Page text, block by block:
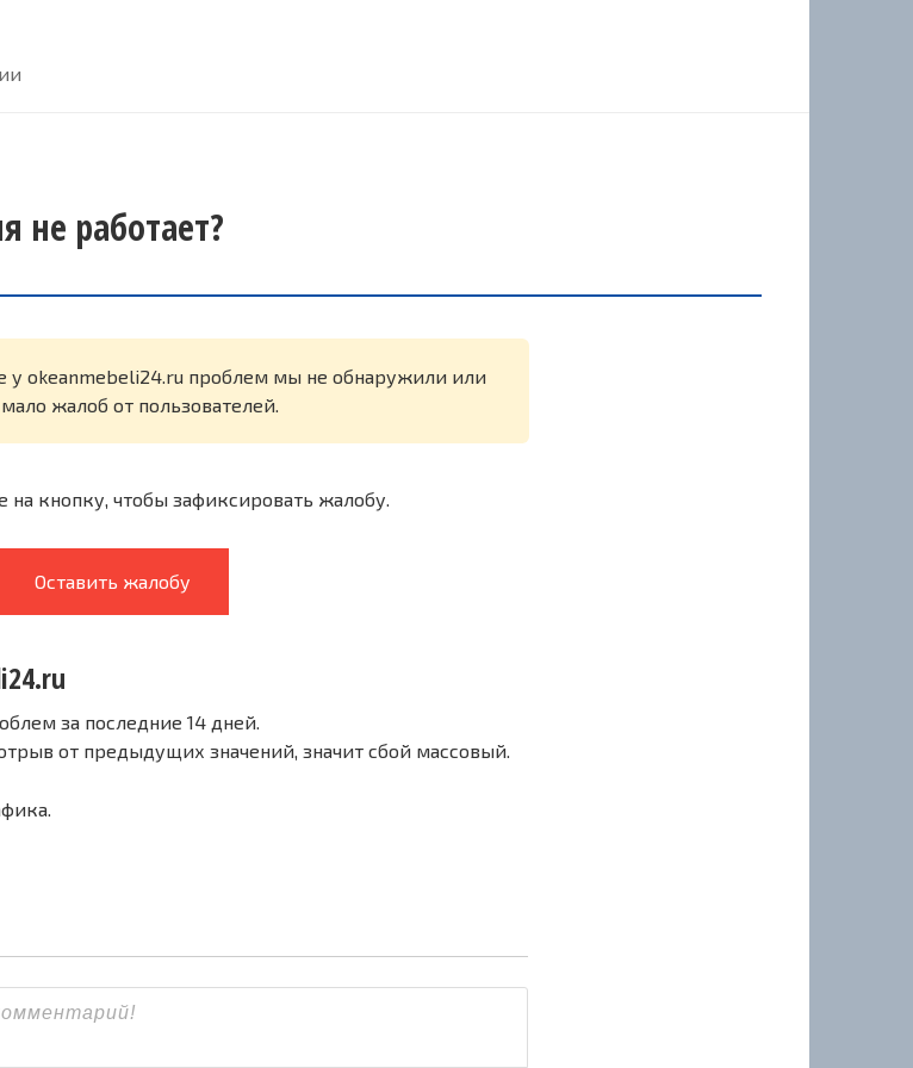
не работает?
у okeanmebeli24.ru проблем мы не обнаружили или
жалоб от пользователей.
на кнопку, чтобы зафиксировать жалобу.
Оставить жалобу
за последние 14 дней.
от предыдущих значений, значит сбой массовый.